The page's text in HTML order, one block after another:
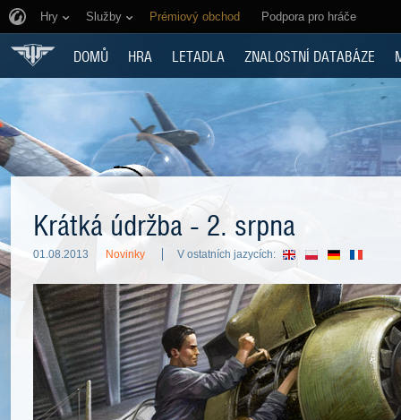
Hry Služby Prémiový obchod Podpora pro hráče
DOMŮ HRA LETADLA ZNALOSTNÍ DATABÁZE
Krátká údržba - 2. srpna
01.08.2013 Novinky V ostatních jazycích: